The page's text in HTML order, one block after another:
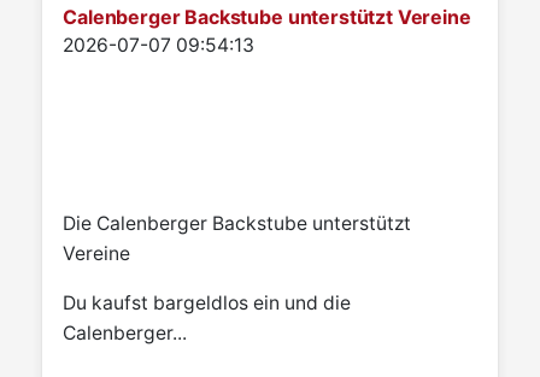
Calenberger Backstube unterstützt Vereine
Details
2026-07-07 09:54:13
Die Calenberger Backstube unterstützt
Vereine
Du kaufst bargeldlos ein und die
Calenberger...